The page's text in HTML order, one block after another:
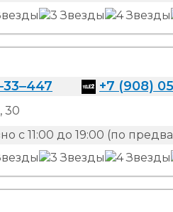
+7 (908)
30
с 11:00 до 19:00 (по